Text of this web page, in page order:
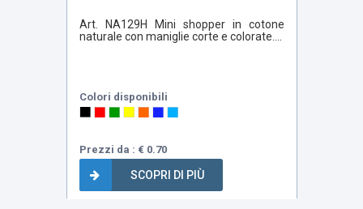
Art. NA129H Mini shopper in cotone
naturale con maniglie corte e colorate....
Colori disponibili
Prezzi da : € 0.70
SCOPRI DI PIÙ